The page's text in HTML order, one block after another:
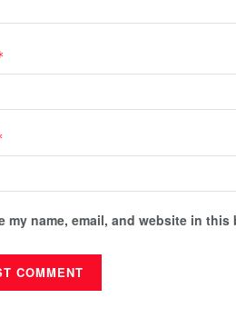
my name, email, and website in